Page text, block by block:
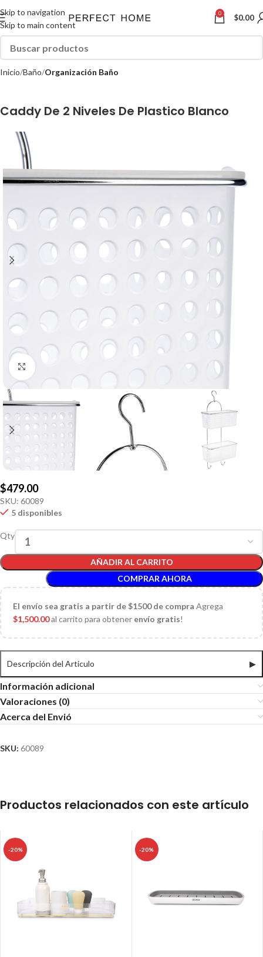
Skip to navigation
Skip to main content
0 $0.00
Inicio Baño Organización Baño
Caddy De 2 Niveles De Plastico Blanco
$479.00
SKU: 60089
5 disponibles
Qty
AÑADIR AL CARRITO
COMPRAR AHORA
El envío sea gratis a partir de $1500 de compra Agrega
$1,500.00al carrito para obtener envío gratis!
Descripción del Articulo ▶
Información adicional
Valoraciones (0)
Acerca del Envió
SKU: 60089
Productos relacionados con este artículo
-20% -20%